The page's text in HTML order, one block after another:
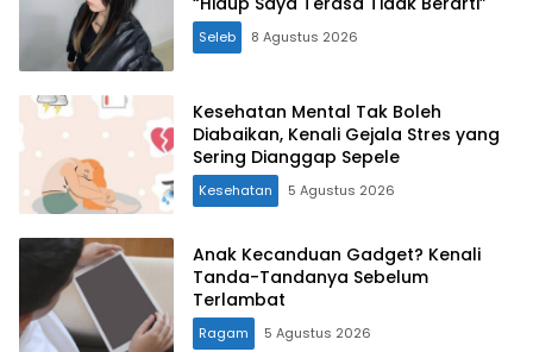
Seleb 8 Agustus 2026
Kesehatan Mental Tak Boleh
Diabaikan, Kenali Gejala Stres yang
Sering Dianggap Sepele
Kesehatan 5 Agustus 2026
Anak Kecanduan Gadget? Kenali
Tanda-Tandanya Sebelum
Terlambat
Ragam 5 Agustus 2026